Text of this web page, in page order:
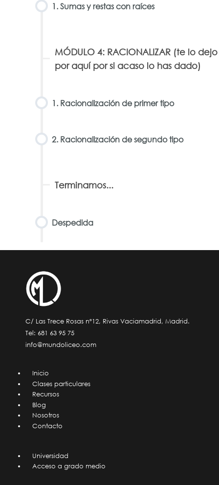
1. Sumas y restas con raíces
MÓDULO 4: RACIONALIZAR (te lo dejo
por aquí por si acaso lo has dado)
1. Racionalización de primer tipo
2. Racionalización de segundo tipo
Terminamos...
Despedida
C/ Las Trece Rosas nº12, Rivas Vaciamadrid, Madrid.
Tel: 681 63 95 75
info@mundoliceo.com
Inicio
Clases particulares
Recursos
Blog
Nosotros
Contacto
Universidad
Acceso a grado medio